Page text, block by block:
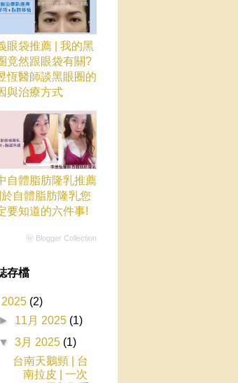
眼袋推薦 | 我的黑
竟然跟眼袋有關?
恆醫師談黑眼圈的
與治療方式
自體脂肪隆乳推薦
於自體脂肪隆乳您
要知道的六件事!
ⓦ Blogger Collection
存檔
2025 (2)
► 11月 2025 (1)
▼3月 2025 (1)
台南天鵝頸 | 台
南拉皮 | 一次